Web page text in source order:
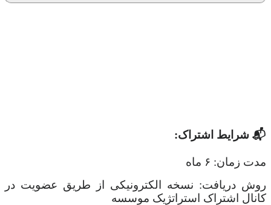
📬 شرایط اشتراک:
مدت زمان: ۶ ماه
روش دریافت: نسخه الکترونیکی از طریق عضویت در
کانال اشتراک استراتژیک موسسه